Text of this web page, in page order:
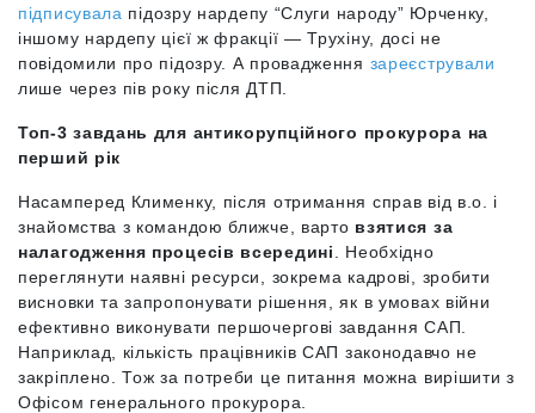
підписувала підозру нардепу “Слуги народу” Юрченку,
іншому нардепу цієї ж фракції — Трухіну, досі не
повідомили про підозру. А провадження зареєстрували
лише через пів року після ДТП.
Топ-3 завдань для антикорупційного прокурора на
перший рік
Насамперед Клименку, після отримання справ від в.о. і
знайомства з командою ближче, варто взятися за
налагодження процесів всередині
. Необхідно
переглянути наявні ресурси, зокрема кадрові, зробити
висновки та запропонувати рішення, як в умовах війни
ефективно виконувати першочергові завдання САП.
Наприклад, кількість працівників САП законодавчо не
закріплено. Тож за потреби це питання можна вирішити з
Офісом генерального прокурора.